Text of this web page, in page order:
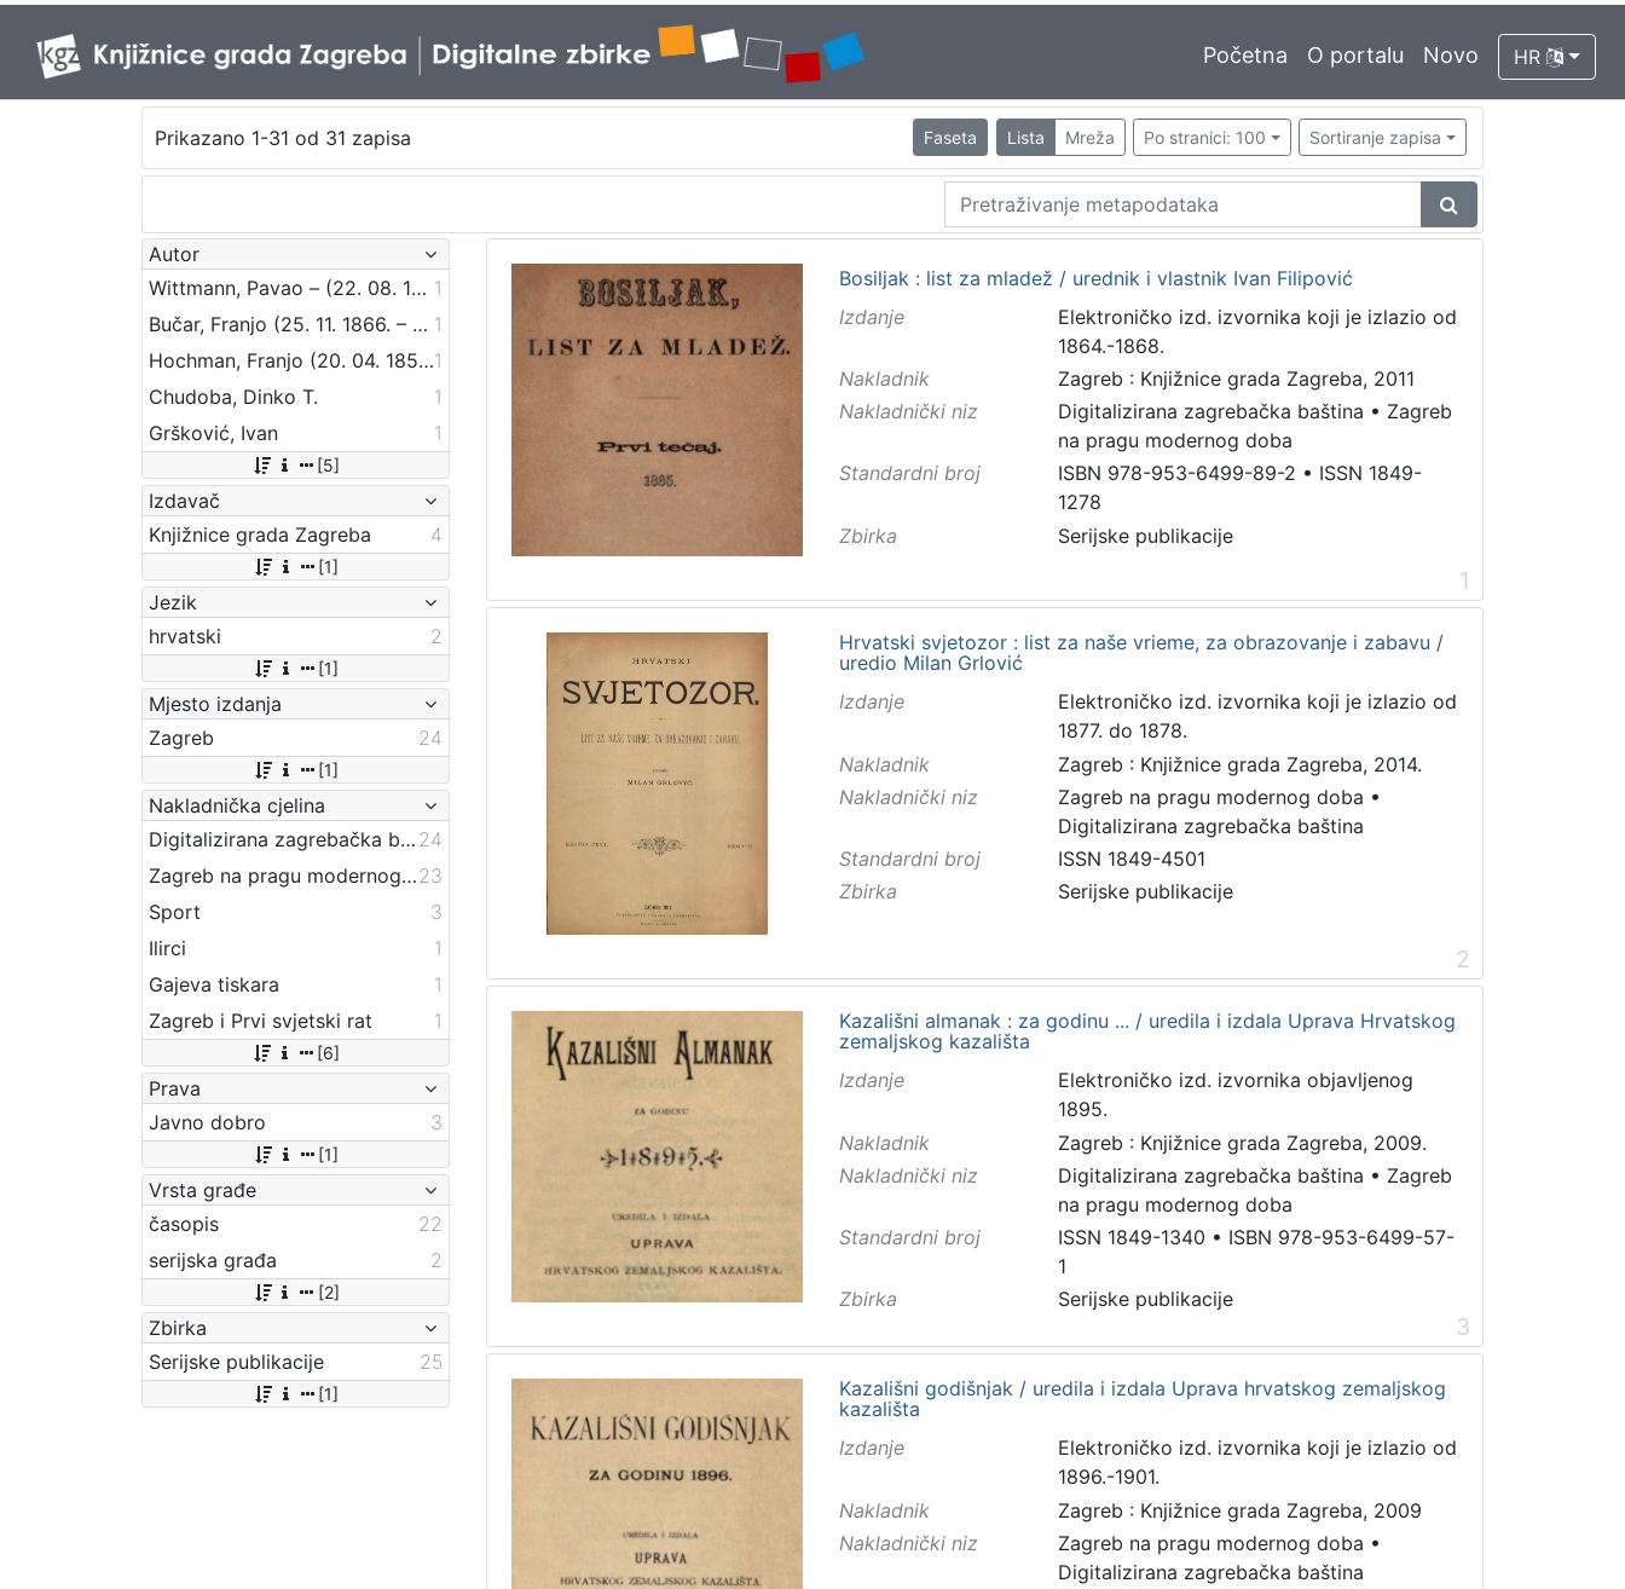
Početna O portalu Novo HR
Prikazano 1-31 od 31 zapisa Faseta Lista Mreža Po stranici: 100 Sortiranje zapisa
Autor
Wittmann, Pavao – (22. 08. 1920) 1
Bučar, Franjo (25. 11. 1866. – 26. 12. 1946.) 1
Hochman, Franjo (20. 04. 1850. – 23. 06. 1893.)1
Chudoba, Dinko T.
1
Gršković, Ivan
1
[5]
Izdavač
Knjižnice grada Zagreba
4
[1]
Jezik
hrvatski
2
[1]
Mjesto izdanja
Zagreb
24
[1]
Nakladnička cjelina
Digitalizirana zagrebačka baština 24
Zagreb na pragu modernog doba23
Sport
3
Ilirci
1
Gajeva tiskara
1
Zagreb i Prvi svjetski rat
1
[6]
Prava
Javno dobro
3
[1]
Vrsta građe
časopis
22
serijska građa
2
[2]
Zbirka
Serijske publikacije
25
[1]
Bosiljak : list za mladež / urednik i vlastnik Ivan Filipović
Izdanje
Elektroničko izd. izvornika koji je izlazio od
1864.-1868.
Nakladnik
Zagreb : Knjižnice grada Zagreba, 2011
Nakladnički niz
Digitalizirana zagrebačka baština • Zagreb
na pragu modernog doba
Standardni broj
ISBN 978-953-6499-89-2 • ISSN 1849-
1278
Zbirka
Serijske publikacije
1
Hrvatski svjetozor : list za naše vrieme, za obrazovanje i zabavu /
uredio Milan Grlović
Izdanje
Elektroničko izd. izvornika koji je izlazio od
1877. do 1878.
Nakladnik
Zagreb : Knjižnice grada Zagreba, 2014.
Nakladnički niz
Zagreb na pragu modernog doba •
Digitalizirana zagrebačka baština
Standardni broj
ISSN 1849-4501
Zbirka
Serijske publikacije
2
Kazališni almanak : za godinu ... / uredila i izdala Uprava Hrvatskog
zemaljskog kazališta
Izdanje
Elektroničko izd. izvornika objavljenog
1895.
Nakladnik
Zagreb : Knjižnice grada Zagreba, 2009.
Nakladnički niz
Digitalizirana zagrebačka baština • Zagreb
na pragu modernog doba
Standardni broj
ISSN 1849-1340 • ISBN 978-953-6499-57-
1
Zbirka
Serijske publikacije
3
Kazališni godišnjak / uredila i izdala Uprava hrvatskog zemaljskog
kazališta
Izdanje
Elektroničko izd. izvornika koji je izlazio od
1896.-1901.
Nakladnik
Zagreb : Knjižnice grada Zagreba, 2009
Nakladnički niz
Zagreb na pragu modernog doba •
Digitalizirana zagrebačka baština